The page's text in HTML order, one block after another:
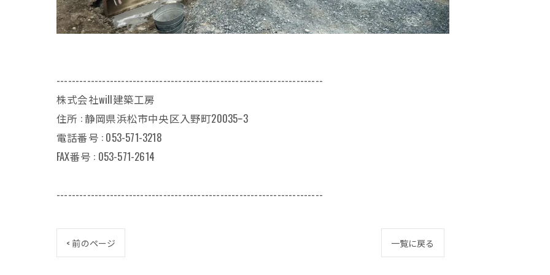
----------------------------------------------------------------------
株式会社will建築工房
住所 : 静岡県浜松市中央区入野町20035ｰ3
電話番号 : 053-571-3218
FAX番号 : 053-571-2614
----------------------------------------------------------------------
< 前のページ 一覧に戻る